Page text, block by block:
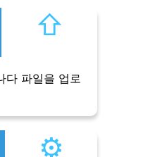
⇧︎
다 파일을 업로
⚙︎